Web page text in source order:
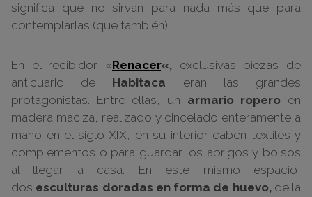
significa que no sirvan para nada más que para
contemplarlas (que también).
En el recibidor «Renacer«, exclusivas piezas de
anticuario de Habitaca eran las grandes
protagonistas. Entre ellas, un armario ropero en
madera maciza, realizado y cincelado enteramente a
mano en el siglo XIX, en su interior caben textiles y
complementos o para guardar los abrigos y bolsos
al llegar a casa. En este mismo espacio,
dos esculturas doradas en forma de huevo,de la